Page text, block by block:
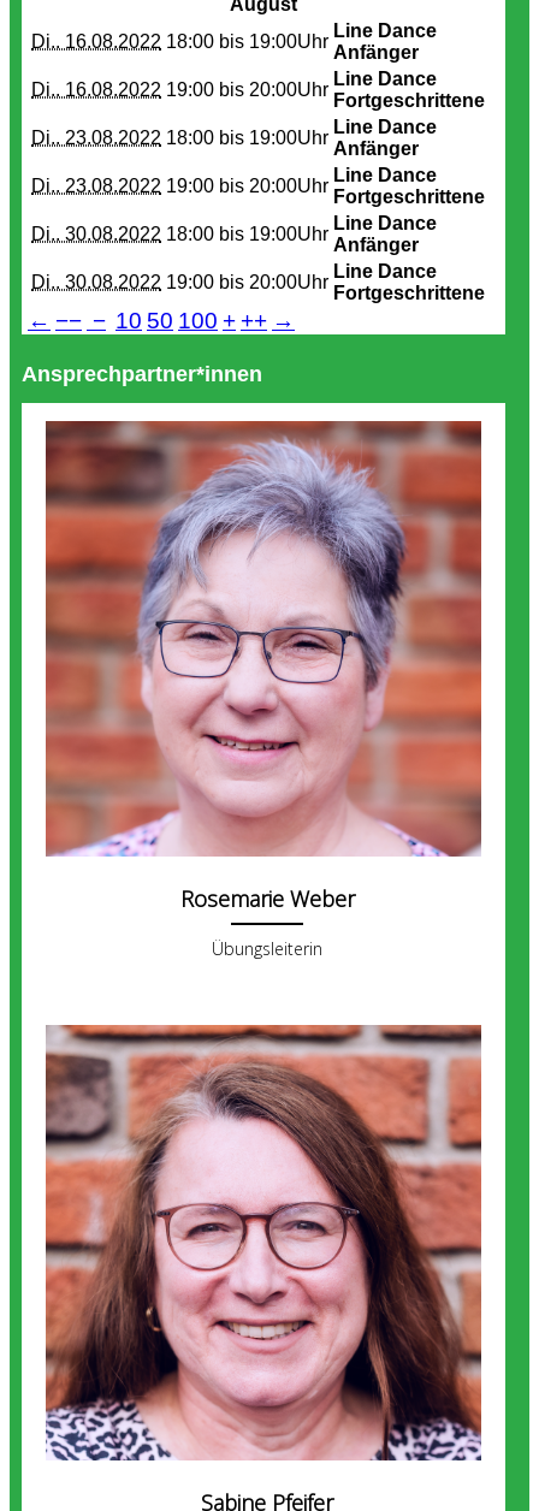
Di.. 16.08.2022 18:00 bis 19:00Uhr
Line Dance
Anfänger
Di.. 16.08.2022 19:00 bis 20:00Uhr
Line Dance
Fortgeschrittene
Di.. 23.08.2022 18:00 bis 19:00Uhr
Line Dance
Anfänger
Di.. 23.08.2022 19:00 bis 20:00Uhr
Line Dance
Fortgeschrittene
Di.. 30.08.2022 18:00 bis 19:00Uhr
Line Dance
Anfänger
Di.. 30.08.2022 19:00 bis 20:00Uhr
Line Dance
Fortgeschrittene
← −− − 10 50 100 + ++ →
Ansprechpartner*innen
Rosemarie Weber
Übungsleiterin
Sabine Pfeifer